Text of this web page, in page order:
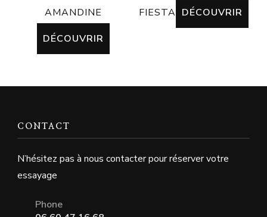
AMANDINE
DÉCOUVRIR
FIESTA DÉCOUVRIR
CONTACT
N’hésitez pas à nous contacter pour réserver votre
essayage
Phone